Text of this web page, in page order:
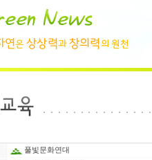
풀빛문화연대